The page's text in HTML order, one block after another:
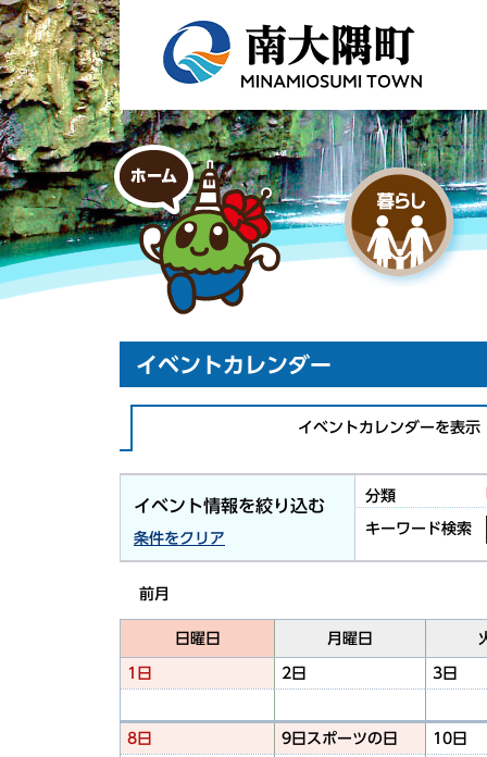
イベントカレンダー
イベントカレンダーを表示
イベント情報を絞り込む
条件をクリア
分類
キーワード検索
前月
日曜日 月曜日
1日 2日 3日
8日 9日 スポーツの日 10日